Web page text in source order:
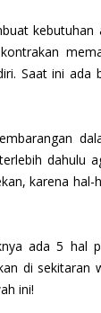
kebutuhan
Saat ini ada
dahulu
karena
ada 5 hal
di sekitaran
ini!